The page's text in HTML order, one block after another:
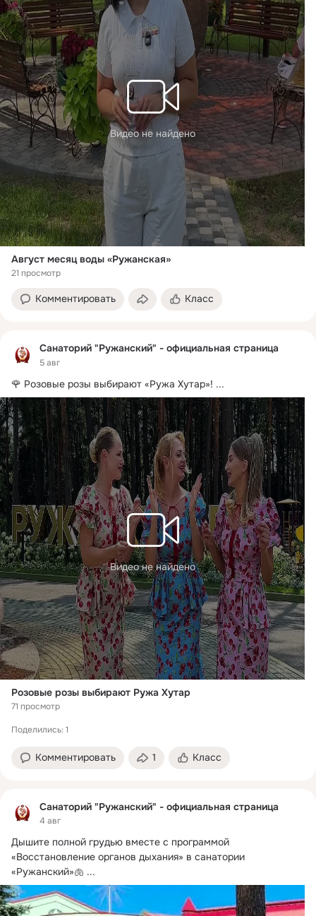
Видео не найдено
Август месяц воды «Ружанская»
21 просмотр
Комментировать Класс
Санаторий "Ружанский" - официальная страница
5 авг
🌹 Розовые розы выбирают «Ружа Хутар»! ...
Видео не найдено
Розовые розы выбирают Ружа Хутар
71 просмотр
Поделились: 1
Комментировать 1 Класс
Санаторий "Ружанский" - официальная страница
4 авг
Дышите полной грудью вместе с программой
«Восстановление органов дыхания» в санатории
«Ружанский»🫁 ...